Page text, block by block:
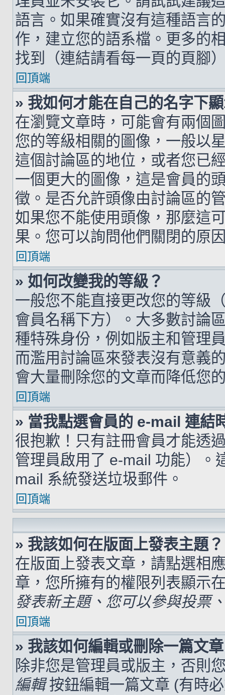
語言。如果確實沒有這種語言
作，建立您的語系檔。更多的
找到（連結請看每一頁的頁腳
回頂端
» 我如何才能在自己的名字下
在瀏覽文章時，可能會有兩個
您的等級相關的圖像，一般以
這個討論區的地位，或者您已
一個更大的圖像，這是會員的
徵。是否允許頭像由討論區的
如果您不能使用頭像，那麼這
果。您可以詢問他們關閉的原
回頂端
» 如何改變我的等級？
一般您不能直接更改您的等級
會員名稱下方）。大多數討論
種特殊身份，例如版主和管理
而濫用討論區來發表沒有意義
會大量刪除您的文章而降低您
回頂端
» 當我點選會員的 e-mail 連結
很抱歉！只有註冊會員才能透
管理員啟用了 e-mail 功能）。
mail 系統發送垃圾郵件。
回頂端
» 我該如何在版面上發表主題？
在版面上發表文章，請點選相
章，您所擁有的權限列表顯示
發表新主題、您可以參與投票
回頂端
» 我該如何編輯或刪除一篇文
除非您是管理員或版主，否則
編輯按鈕編輯一篇文章 (有時